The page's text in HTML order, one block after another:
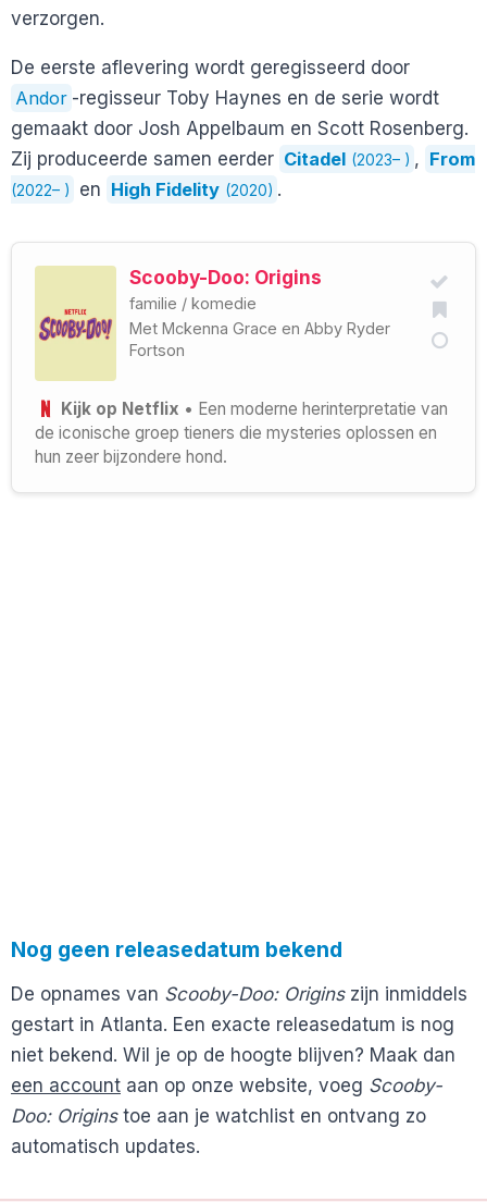
verzorgen.
De eerste aflevering wordt geregisseerd door
Andor -regisseur Toby Haynes en de serie wordt
gemaakt door Josh Appelbaum en Scott Rosenberg.
Zij produceerde samen eerder Citadel (2023– ) , From
(2022– ) en High Fidelity (2020) .
Scooby-Doo: Origins
familie / komedie
Met Mckenna Grace en Abby Ryder
Fortson
Kijk op Netflix • Een moderne herinterpretatie van
de iconische groep tieners die mysteries oplossen en
hun zeer bijzondere hond.
Nog geen releasedatum bekend
De opnames van Scooby-Doo: Originszijn inmiddels
gestart in Atlanta. Een exacte releasedatum is nog
niet bekend. Wil je op de hoogte blijven? Maak dan
een account aan op onze website, voeg Scooby-
Doo: Originstoe aan je watchlist en ontvang zo
automatisch updates.